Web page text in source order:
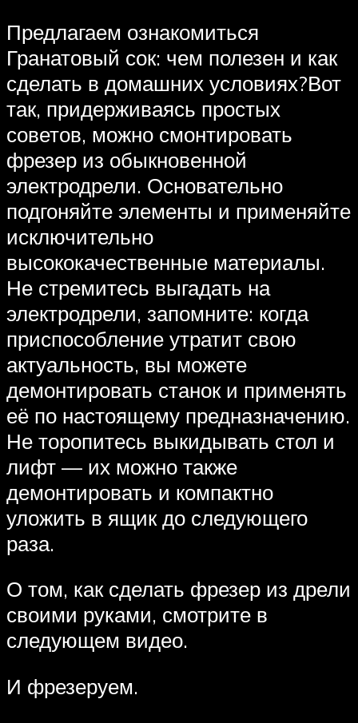
Предлагаем ознакомиться
Гранатовый сок: чем полезен и как
сделать в домашних условиях?Вот
так, придерживаясь простых
советов, можно смонтировать
фрезер из обыкновенной
электродрели. Основательно
подгоняйте элементы и применяйте
исключительно
высококачественные материалы.
Не стремитесь выгадать на
электродрели, запомните: когда
приспособление утратит свою
актуальность, вы можете
демонтировать станок и применять
её по настоящему предназначению.
Не торопитесь выкидывать стол и
лифт — их можно также
демонтировать и компактно
уложить в ящик до следующего
раза.
О том, как сделать фрезер из дрели
своими руками, смотрите в
следующем видео.
И фрезеруем.